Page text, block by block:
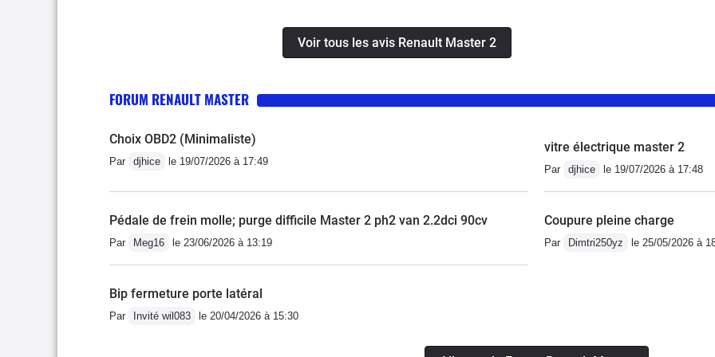
l'achat les pneus n'étaient pas neufs mais après 30000 kms ils semblent
pouvoir encore en effectuer autant.Vérifier que lors d'une vidange le garage ne
(avant nettoyage) il fallait jouer sur la position de la pédale d'accélérateur , un
après 18 ans pas un point de rouille ( ancien véhicule de pompier donc point
positif : toujours stocké à l'abri et point négatif : poignée dans le coin même à
Voir tous les avis Renault Master 2
FORUM RENAULT MASTER
Choix OBD2 (Minimaliste)
Par djhice le 19/07/2026 à 17:49
vitre électrique master 2
Par djhice le 19/07/2026 à 17:48
Pédale de frein molle; purge difficile Master 2 ph2 van 2.2dci 90cv
Par Meg16 le 23/06/2026 à 13:19
Coupure pleine charge
Par Dimtri250yz le 25/05/2026 à
Bip fermeture porte latéral
Par Invité wil083 le 20/04/2026 à 15:30